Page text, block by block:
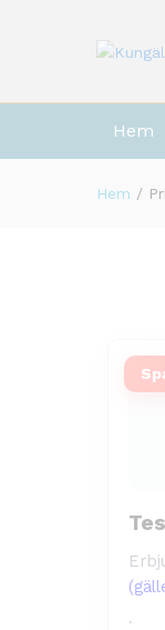
Hem
Hem /
.